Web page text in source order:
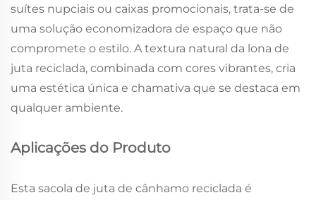
suítes nupciais ou caixas promocionais, trata-se de
uma solução economizadora de espaço que não
compromete o estilo. A textura natural da lona de
juta reciclada, combinada com cores vibrantes, cria
uma estética única e chamativa que se destaca em
qualquer ambiente.
Aplicações do Produto
Esta sacola de juta de cânhamo reciclada é